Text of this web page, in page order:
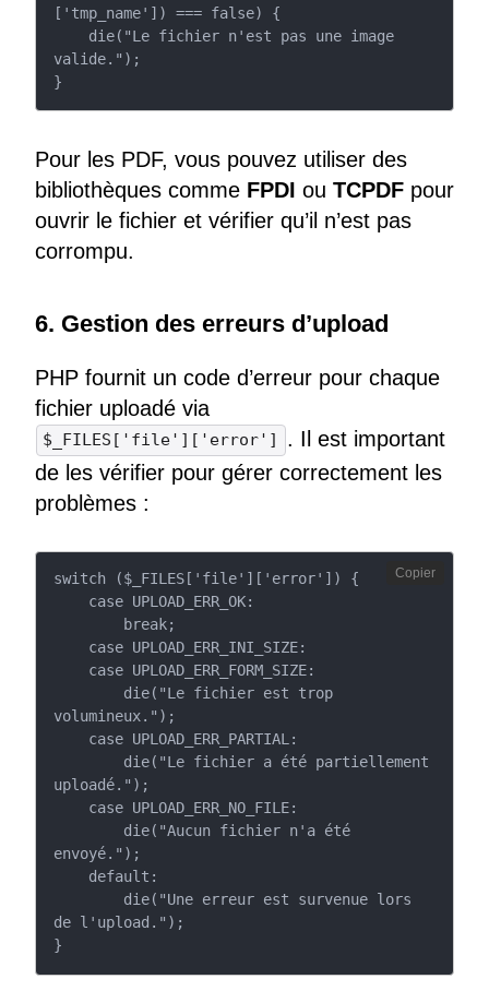
['tmp_name']) === false) {
valide.");
}
Pour les PDF, vous pouvez utiliser des
bibliothèques comme FPDI ou TCPDF pour
ouvrir le fichier et vérifier qu’il n’est pas
corrompu.
6. Gestion des erreurs d’upload
PHP fournit un code d’erreur pour chaque
fichier uploadé via
$_FILES['file']['error']
. Il est important
de les vérifier pour gérer correctement les
problèmes :
switch ($_FILES['file']['error']) {
volumineux.");
uploadé.");
envoyé.");
de l'upload.");
}
Copier